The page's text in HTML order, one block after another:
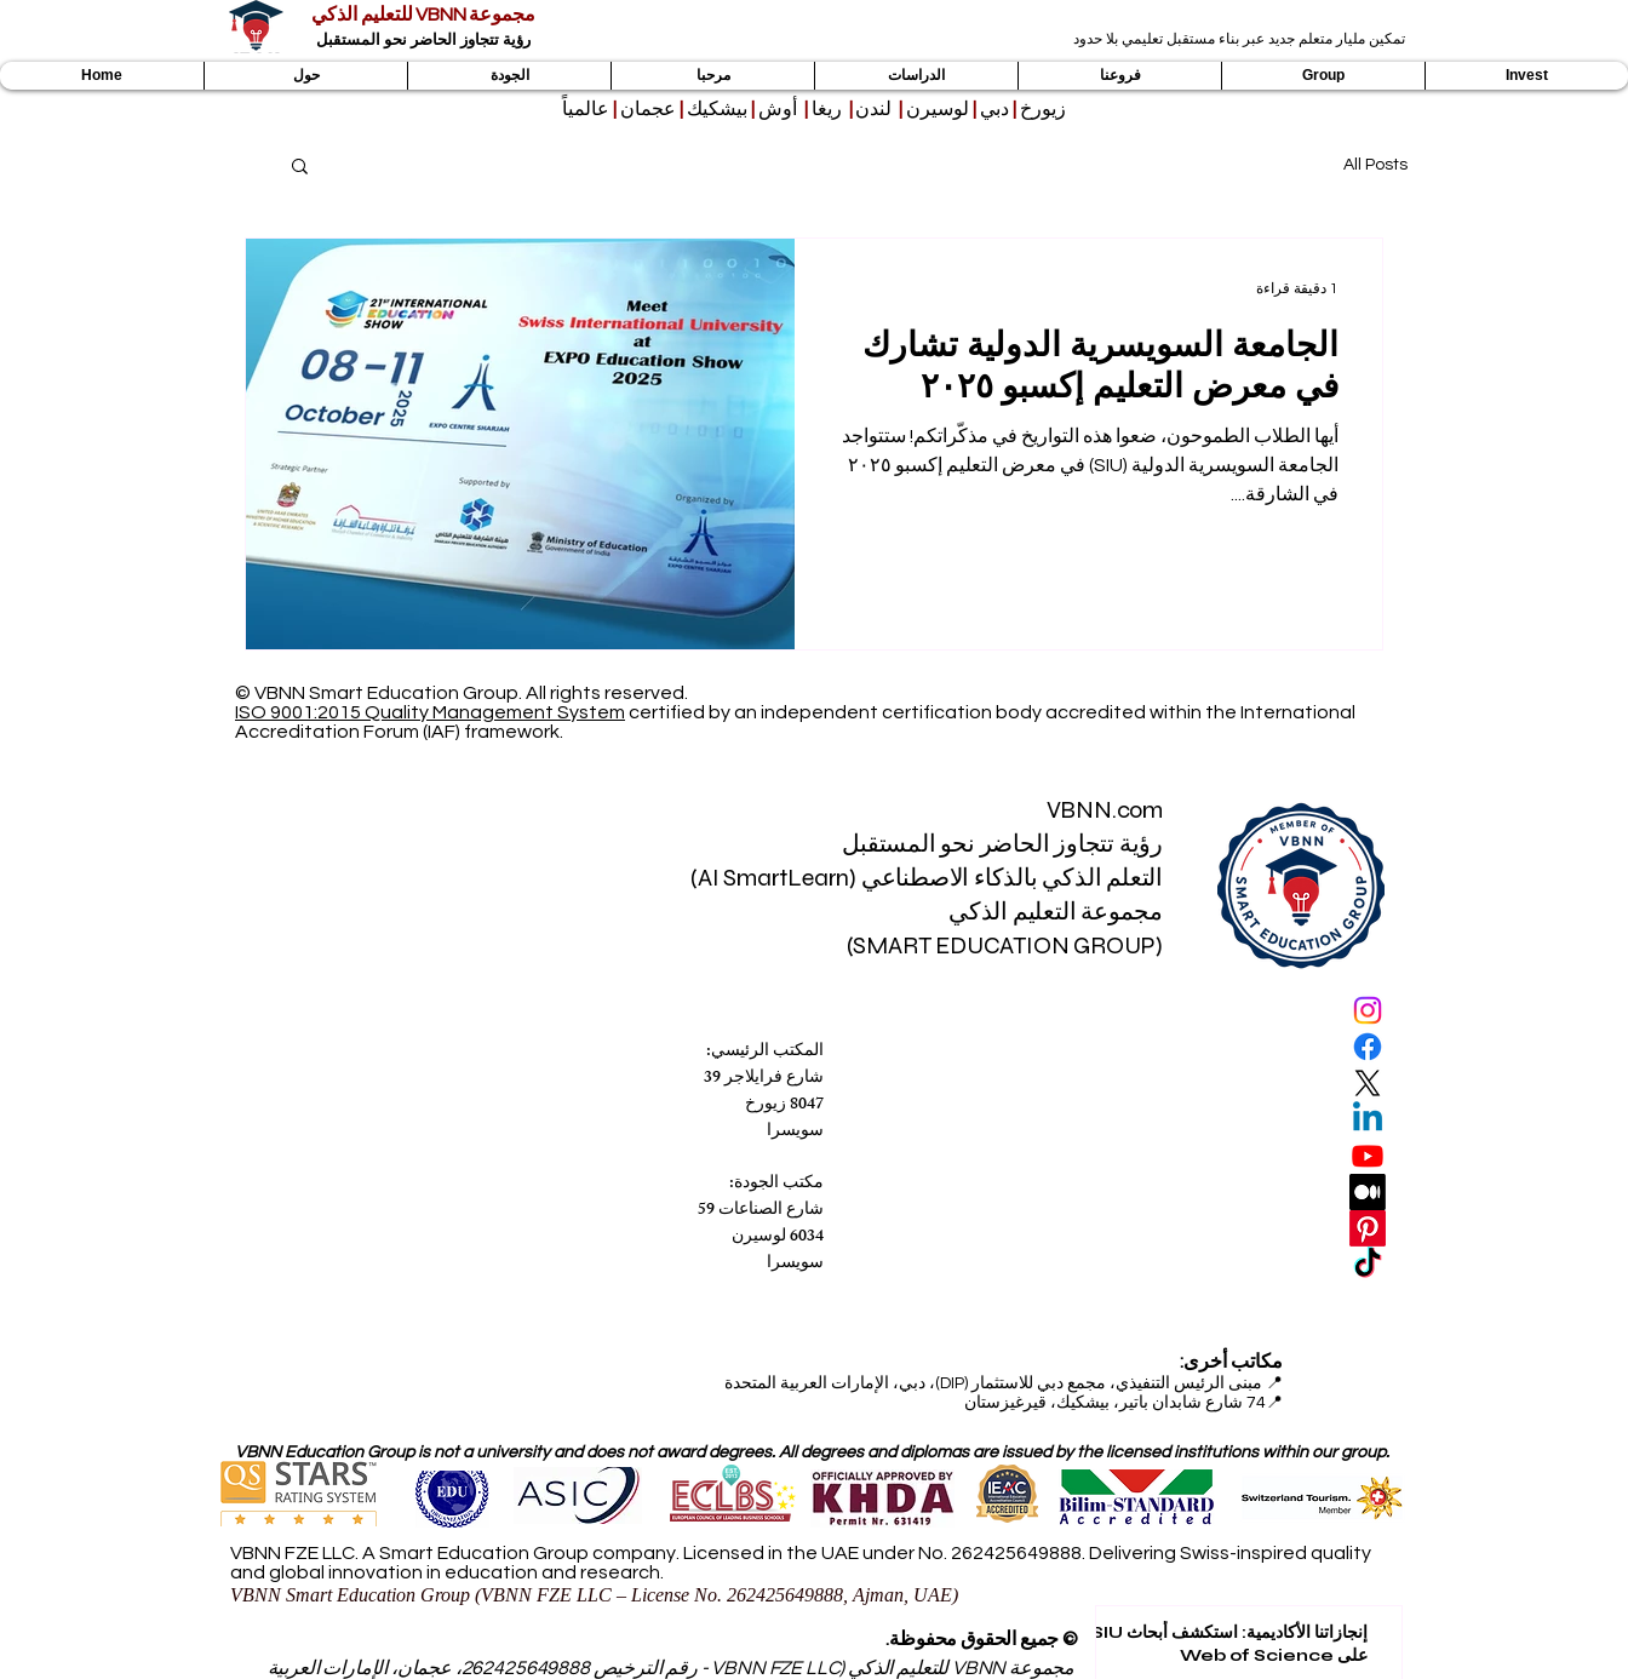
مجموعة VBNN للتعليم الذكي
رؤية تتجاوز الحاضر نحو المستقبل تمكين مليار متعلم جديد عبر بناء مستقبل تعليمي بلا حدود
Home حول الجودة مرحبا الدراسات فروعنا Group Invest
زيورخ دبي لوسيرن لندن ريغا أوش بيشكيك عجمان عالمياً
All Posts
الجامعة السويسرية الدولية تشارك
في معرض التعليم إكسبو ٢٠٢٥
أيها الطلاب الطموحون، ضعوا هذه التواريخ في مذكّراتكم! ستتواجد
الجامعة السويسرية الدولية (SIU) في معرض التعليم إكسبو ٢٠٢٥
في الشارقة....
1 دقيقة قراءة
© VBNN Smart Education Group. All rights reserved.
ISO 9001:2015 Quality Management System certified by an independent certification body accredited within the International
Accreditation Forum (IAF) framework.
VBNN.com
رؤية تتجاوز الحاضر نحو المستقبل
التعلم الذكي بالذكاء الاصطناعي (AI SmartLearn)
مجموعة التعليم الذكي
(SMART EDUCATION GROUP)
المكتب الرئيسي:
شارع فرايلاجر 39
8047 زيورخ
سويسرا
مكتب الجودة:
شارع الصناعات 59
6034 لوسيرن
سويسرا
مكاتب أخرى:
📍 مبنى الرئيس التنفيذي، مجمع دبي للاستثمار (DIP)، دبي، الإمارات العربية المتحدة
📍74 شارع شابدان باتير، بيشكيك، قيرغيزستان
VBNN Education Group is not a university and does not award degrees. All degrees and diplomas are issued by the licensed institutions within our group.
VBNN FZE LLC. A Smart Education Group company. Licensed in the UAE under No. 262425649888. Delivering Swiss-inspired quality
and global innovation in education and research.
VBNN Smart Education Group (VBNN FZE LLC – License No. 262425649888, Ajman, UAE)
© جميع الحقوق محفوظة.
مجموعة VBNN للتعليم الذكي (VBNN FZE LLC - رقم الترخيص 262425649888، عجمان، الإمارات العربية
إنجازاتنا الأكاديمية: استكشف أبحاث SIU
على Web of Science